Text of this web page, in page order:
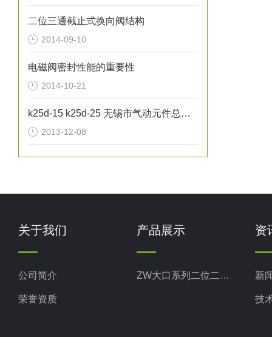
二位三通截止式换向阀结构
2014-09-10
电磁阀密封性能的重要性
2014-10-21
k25d-15 k25d-25 无锡市气动元件总厂 0510-85745374
2013-12-08
关于我们
公司简介
荣誉资质
产品展示
ZW大口系列二位二通直动式电磁阀
资
新
技